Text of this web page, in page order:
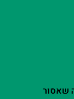
שאסור